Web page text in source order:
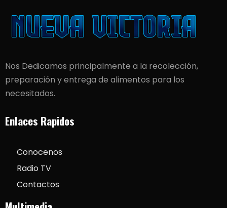
Nos Dedicamos principalmente a la recolección,
preparación y entrega de alimentos para los
necesitados.
Enlaces Rapidos
Conocenos
Radio TV
Contactos